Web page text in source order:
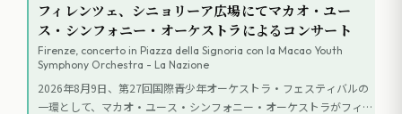
フィレンツェ、シニョリーア広場にてマカオ・ユー
ス・シンフォニー・オーケストラによるコンサート
Firenze, concerto in Piazza della Signoria con la Macao Youth
Symphony Orchestra - La Nazione
2026年8月9日、第27回国際青少年オーケストラ・フェスティバルの
一環として、マカオ・ユース・シンフォニー・オーケストラがフィレ